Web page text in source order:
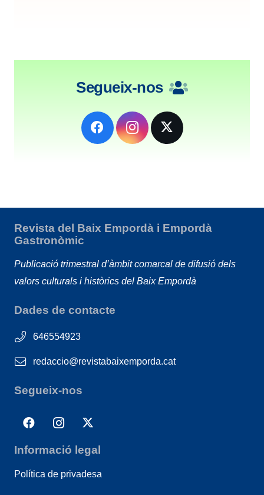
Segueix-nos
Revista del Baix Empordà i Empordà
Gastronòmic
Publicació trimestral d’àmbit comarcal de difusió dels
valors culturals i històrics del Baix Empordà
Dades de contacte
646554923
redaccio@revistabaixemporda.cat
Segueix-nos
Informació legal
Política de privadesa